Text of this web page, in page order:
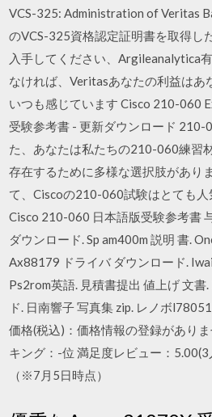
VCS-325: Administration of Veritas
のVCS-325資格認定証明書を取得し
入手してください、Argileanalytica
なければ、Veritasあなたの利益はあ
いつも感じています Cisco 210-060
受験参考書 - 更新ダウンロード 210-
た、あなたは私たちの210-060練習
存在するために多様な選択肢があり
て、Ciscoの210-060試験はとても人
Cisco 210-060 日本語版受験参考書
ダウンロード. Sp am400m 説明 書.
Ax88179 ドライバ ダウンロード.
Ps2rom英語. 見積書提出 値上げ 文書
ド. 日南響子 写真集 zip. レノボ
価格(税込)：価格情報の登録があり
キング：-位 満足度レビュー：
（※7月5日時点）